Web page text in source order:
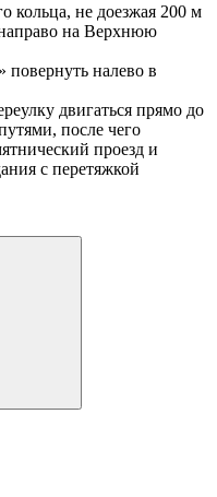
кольца, не доезжая 200 м
на Верхнюю
повернуть налево в
двигаться прямо до
после чего
проезд и
с перетяжкой